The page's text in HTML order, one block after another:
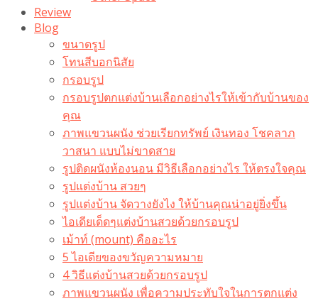
Review
Blog
ขนาดรูป
โทนสีบอกนิสัย
กรอบรูป
กรอบรูปตกแต่งบ้านเลือกอย่างไรให้เข้ากับบ้านของ
คุณ
ภาพแขวนผนัง ช่วยเรียกทรัพย์ เงินทอง โชคลาภ
วาสนา แบบไม่ขาดสาย
รูปติดผนังห้องนอน มีวิธีเลือกอย่างไร ให้ตรงใจคุณ
รูปแต่งบ้าน สวยๆ
รูปแต่งบ้าน จัดวางยังไง ให้บ้านคุณน่าอยู่ยิ่งขึ้น
ไอเดียเด็ดๆแต่งบ้านสวยด้วยกรอบรูป
เม้าท์ (mount) คืออะไร​
5 ไอเดียของขวัญความหมาย
4 วิธีแต่งบ้านสวยด้วยกรอบรูป
ภาพแขวนผนัง เพื่อความประทับใจในการตกแต่ง